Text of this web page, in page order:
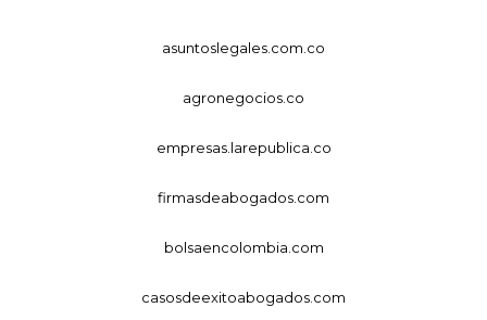
asuntoslegales.com.co
agronegocios.co
empresas.larepublica.co
firmasdeabogados.com
bolsaencolombia.com
casosdeexitoabogados.com